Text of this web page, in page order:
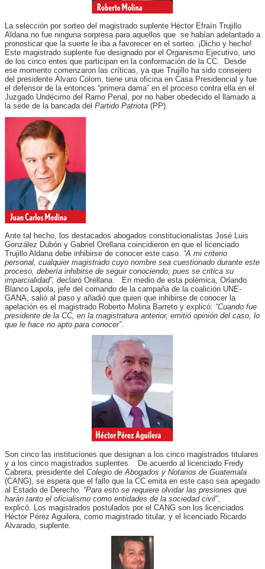
La selección por sorteo del magistrado suplente Héctor Efraín Trujillo
Aldana no fue ninguna sorpresa para aquellos que se habían adelantado a
pronosticar que la suerte le iba a favorecer en el sorteo. ¡Dicho y hecho!
Este magistrado suplente fue designado por el Organismo Ejecutivo, uno
de los cinco entes que participan en la conformación de la CC. Desde
ese momento comenzaron las críticas, ya que Trujillo ha sido consejero
del presidente Álvaro Colom, tiene una oficina en Casa Presidencial y fue
el defensor de la entonces “primera dama” en el proceso contra ella en el
Juzgado Undécimo del Ramo Penal, por no haber obedecido el llamado a
la sede de la bancada del Partido Patriota (PP).
Ante tal hecho, los destacados abogados constitucionalistas José Luis
González Dubón y Gabriel Orellana coincidieron en que el licenciado
Trujillo Aldana debe inhibirse de conocer este caso. “A mi criterio
personal, cualquier magistrado cuyo nombre sea cuestionado durante este
proceso, debería inhibirse de seguir conociendo; pues se critica su
imparcialidad”, declaró Orellana. En medio de esta polémica, Orlando
Blanco Lapola, jefe del comando de la campaña de la coalición UNE-
GANA, salió al paso y añadió que quien que inhibirse de conocer la
apelación es el magistrado Roberto Molina Barreto y explicó: “Cuando fue
presidente de la CC, en la magistratura anterior, emitió opinión del caso, lo
que le hace no apto para conocer”.
Son cinco las instituciones que designan a los cinco magistrados titulares
y a los cinco magistrados suplentes. De acuerdo al licenciado Fredy
Cabrera, presidente del Colegio de Abogados y Notarios de Guatemala
(CANG), se espera que el fallo que la CC emita en este caso sea apegado
al Estado de Derecho. “Para esto se requiere olvidar las presiones que
harán tanto el oficialismo como entidades de la sociedad civil”,
explicó. Los magistrados postulados por el CANG son los licenciados
Héctor Pérez Aguilera, como magistrado titular, y el licenciado Ricardo
Alvarado, suplente.